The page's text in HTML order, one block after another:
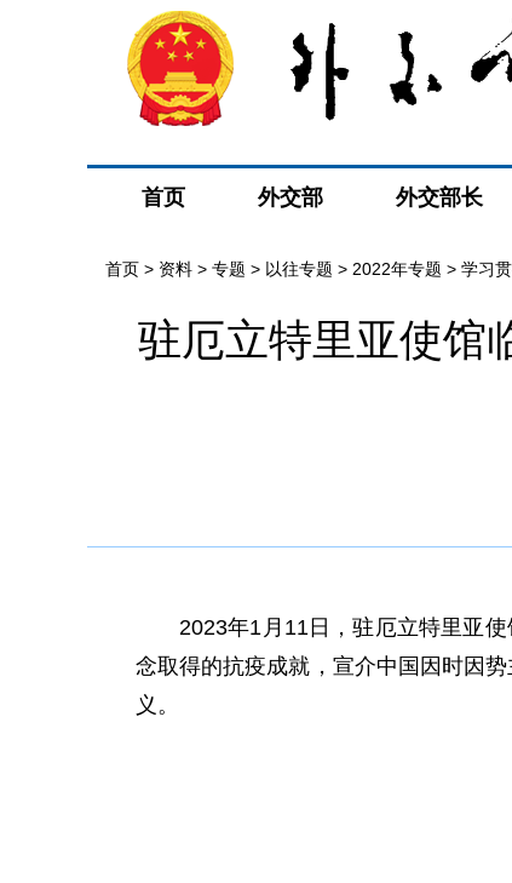
首页 外交部 外交部长
首页 > 资料 > 专题 > 以往专题 > 2022年专题 > 学习
驻厄立特里亚使馆
2023年1月11日，驻厄立特里亚
念取得的抗疫成就，宣介中国因时因
义。